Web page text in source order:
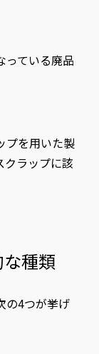
っている廃品
プを用いた製
クラップに該
種類
の4つが挙げ